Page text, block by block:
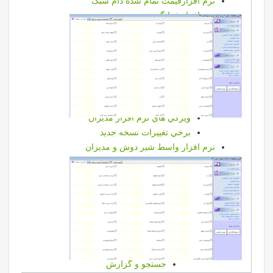
نرم افزار فرانگر
نرم افزار سام
راهنمای نصب نرم افزار سام
راهنمای استفاده از نرم افزار سام
نرم افزار مديريت دامپروري
نرم افزار مديريت دامپروري
ويژگي هاي نرم افزار مديران
برخي تغييرات نسخه جديد
نرم افزار واسط شير دوش و مديران
گزارشات
گزارشات مديريت دامپروري
باروري
بهاربند
بيمه
تست پزشكي
تلقيح
جستجو و گزارش